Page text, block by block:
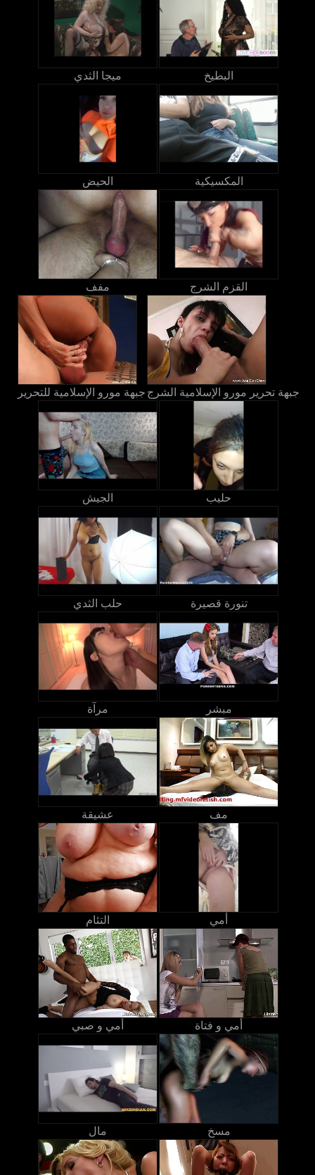
ميجا الثدي البطيخ
الحيض المكسيكية
مفف القزم الشرج
جبهة مورو الإسلامية للتحرير جبهة تحرير مورو الإسلامية الشرج
الجيش حليب
حلب الثدي تنورة قصيرة
مرآة مبشر
عشيقة مف
التئام أمي
أمي و صبي أمي و فتاة
مال مسخ